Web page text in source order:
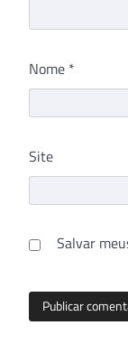
Nome *
Site
Salvar